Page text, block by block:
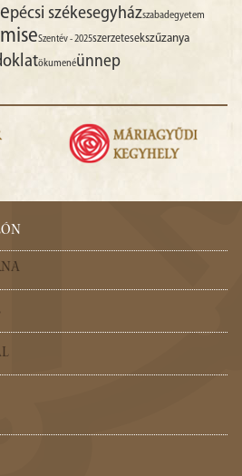
pécsi székesegyházszabadegyetem
Szentév - 2025szerzetesekszűzanya
ökumenéünnep